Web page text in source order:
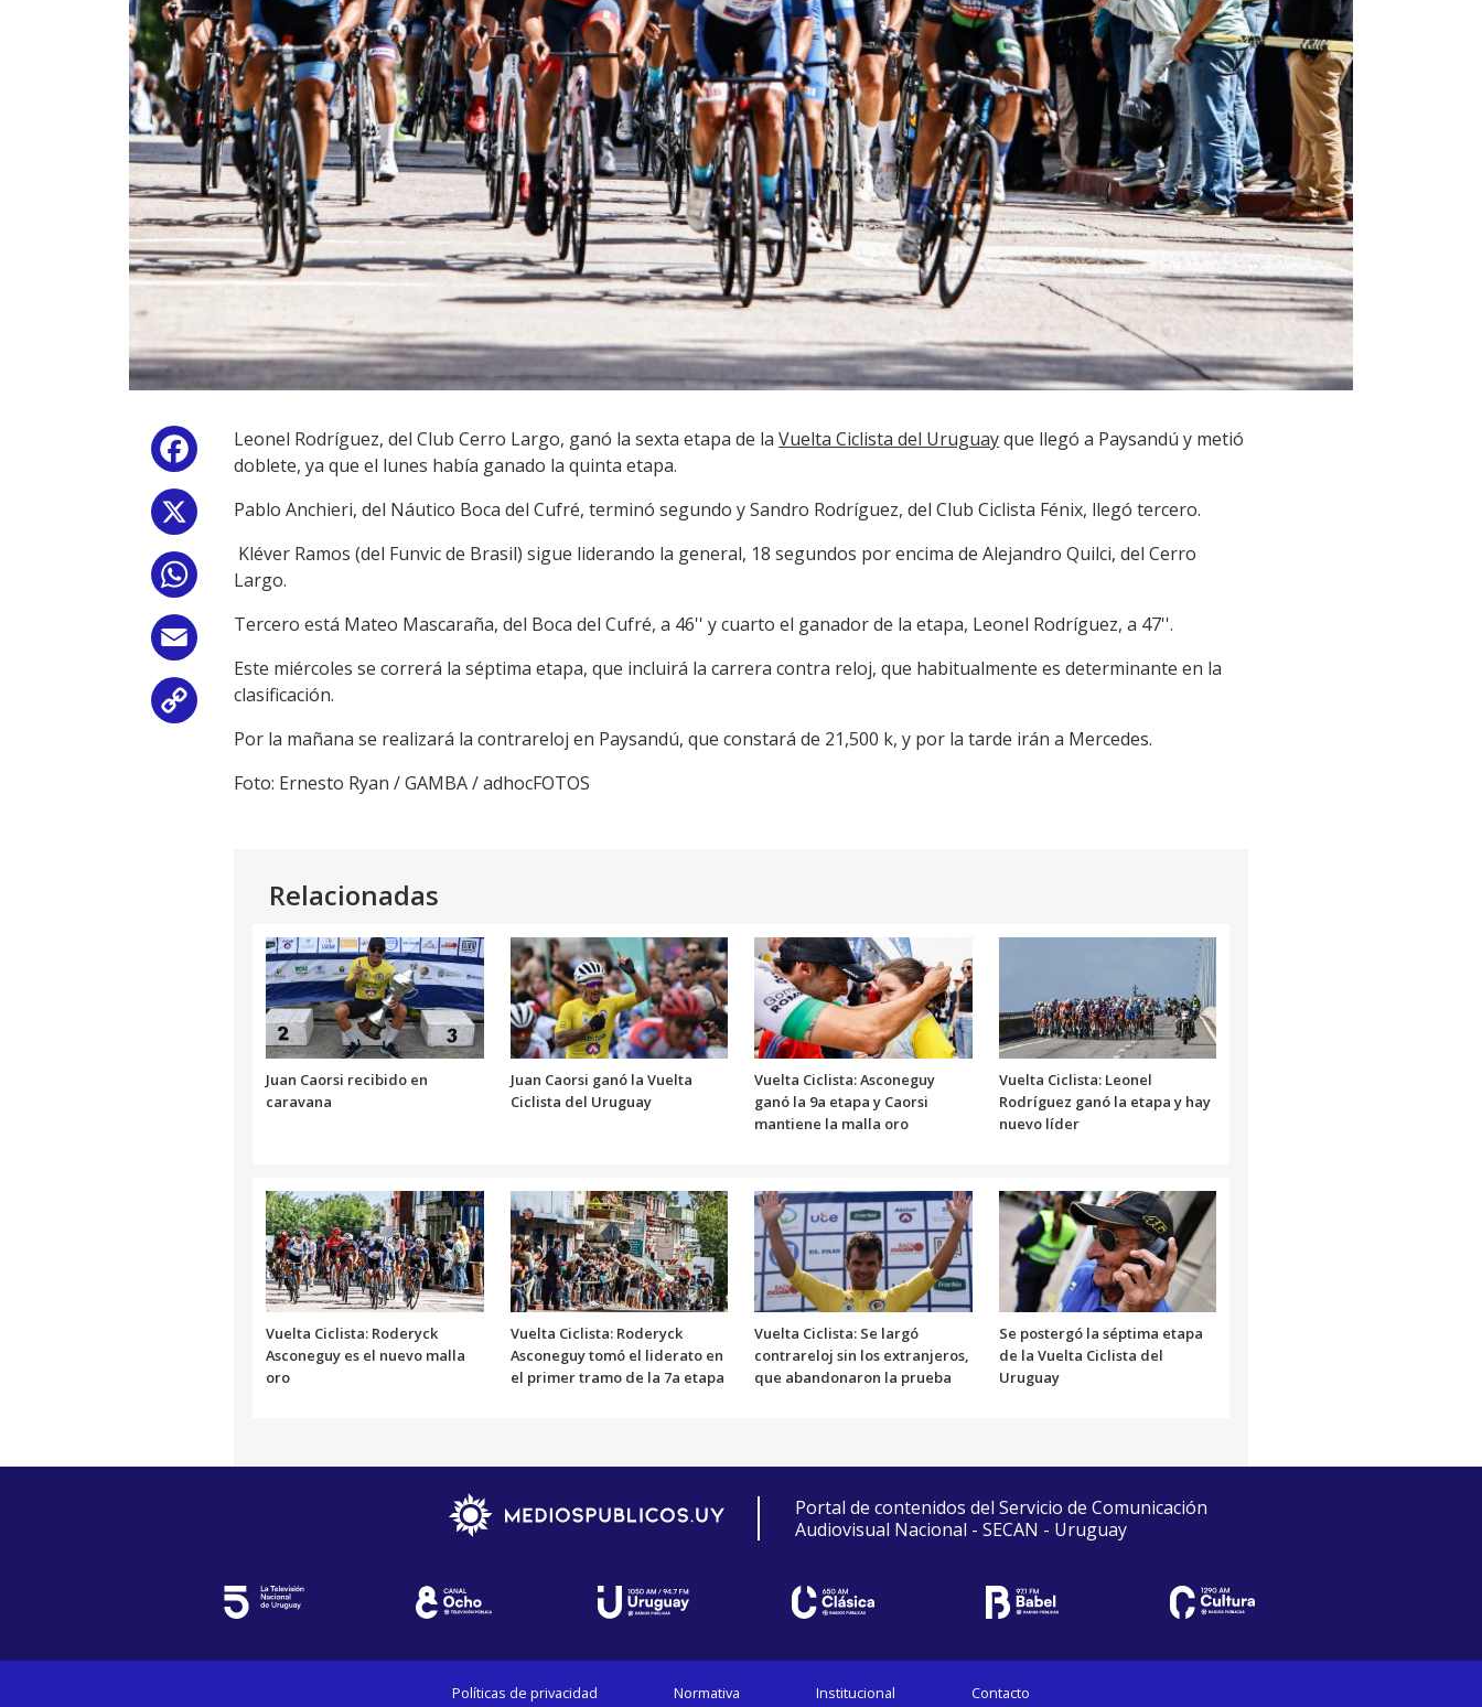
Facebook
WhatsApp
Copy
Link
Leonel Rodríguez, del Club Cerro Largo, ganó la sexta etapa de la Vuelta Ciclista del Uruguayque llegó a Paysandú y metió
doblete, ya que el lunes había ganado la quinta etapa.
Pablo Anchieri, del Náutico Boca del Cufré, terminó segundo y Sandro Rodríguez, del Club Ciclista Fénix, llegó tercero.
Kléver Ramos (del Funvic de Brasil) sigue liderando la general, 18 segundos por encima de Alejandro Quilci, del Cerro
Largo.
Tercero está Mateo Mascaraña, del Boca del Cufré, a 46'' y cuarto el ganador de la etapa, Leonel Rodríguez, a 47''.
Este miércoles se correrá la séptima etapa, que incluirá la carrera contra reloj, que habitualmente es determinante en la
clasificación.
Por la mañana se realizará la contrareloj en Paysandú, que constará de 21,500 k, y por la tarde irán a Mercedes.
Foto: Ernesto Ryan / GAMBA / adhocFOTOS
Relacionadas
Juan Caorsi recibido en
caravana
Juan Caorsi ganó la Vuelta
Ciclista del Uruguay
Vuelta Ciclista: Asconeguy
ganó la 9a etapa y Caorsi
mantiene la malla oro
Vuelta Ciclista: Leonel
Rodríguez ganó la etapa y hay
nuevo líder
Vuelta Ciclista: Roderyck
Asconeguy es el nuevo malla
oro
Vuelta Ciclista: Roderyck
Asconeguy tomó el liderato en
el primer tramo de la 7a etapa
Vuelta Ciclista: Se largó
contrareloj sin los extranjeros,
que abandonaron la prueba
Se postergó la séptima etapa
de la Vuelta Ciclista del
Uruguay
Portal de contenidos del Servicio de Comunicación
Audiovisual Nacional - SECAN - Uruguay
Políticas de privacidad Normativa Institucional Contacto